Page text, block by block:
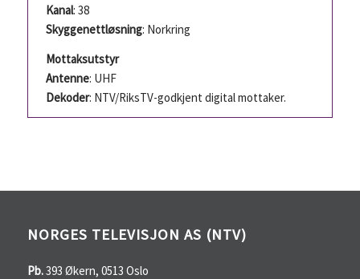
Kanal: 38
Skyggenettløsning: Norkring
Mottaksutstyr
Antenne: UHF
Dekoder: NTV/RiksTV-godkjent digital mottaker.
NORGES TELEVISJON AS (NTV)
Pb.393 Økern, 0513 Oslo